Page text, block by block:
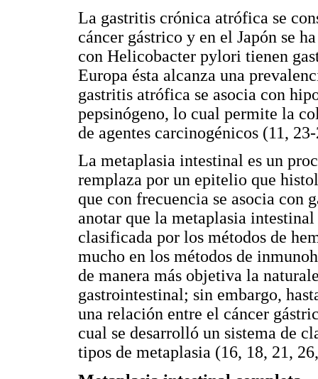
La gastritis crónica atrófica se
cáncer gástrico y en el Japón se
con Helicobacter pylori tienen
Europa ésta alcanza una
gastritis atrófica se asocia con
pepsinógeno, lo cual permite la
de agentes carcinogénicos (11,
La metaplasia intestinal es un
remplaza por un epitelio que
que con frecuencia se asocia con
anotar que la metaplasia
clasificada por los métodos de
mucho en los métodos de
de manera más objetiva la
gastrointestinal; sin embargo,
una relación entre el cáncer
cual se desarrolló un sistema de
tipos de metaplasia (16, 18, 21,